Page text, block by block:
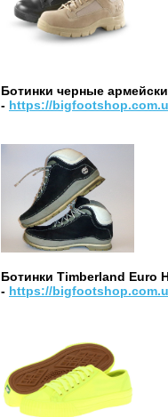
Ботинки черные
- https://
Ботинки Timberland Euro
- https://